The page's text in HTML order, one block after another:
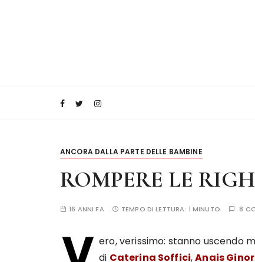
ANCORA DALLA PARTE DELLE BAMBINE
ROMPERE LE
16 ANNI FA TEMPO DI LETTURA: 1 MINUTO 8
ero, verissimo: stanno uscendo
di Caterina Soffici,Anais